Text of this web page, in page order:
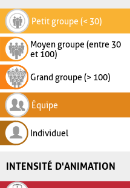
Petit groupe (< 30)
Moyen groupe (entre 30
et 100)
Grand groupe (> 100)
Équipe
Individuel
INTENSITÉ D'ANIMATION